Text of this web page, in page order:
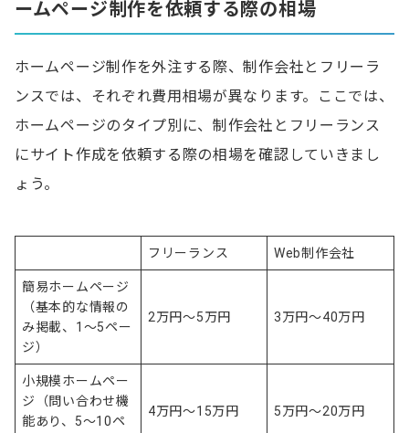
できる限り自社で素材を用意する
ページ数を調整する
自社で作成する
柔軟に対応してもらいやすい
ホームページ作成をフリーランスに依頼するデメリット
制作以外のスキルが不足している場合がある
途中で連絡がとれなくなる可能性がある
ホームページ作成を依頼できるフリーランスの探し方
ームページ制作を依頼する際の相場
ホームページ制作を外注する際、制作会社とフリーラ
ンスでは、それぞれ費用相場が異なります。ここでは、
ホームページのタイプ別に、制作会社とフリーランス
にサイト作成を依頼する際の相場を確認していきまし
ょう。
フリーランス Web制作会社
簡易ホームページ
（基本的な情報の
み掲載、1～5ペー
ジ）
2万円～5万円 3万円～40万円
小規模ホームペー
ジ（問い合わせ機
能あり、5～10ペ
4万円～15万円 5万円～20万円